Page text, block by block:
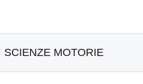
SCIENZE MOTORIE